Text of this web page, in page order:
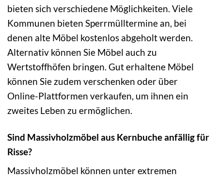
bieten sich verschiedene Möglichkeiten. Viele
Kommunen bieten Sperrmülltermine an, bei
denen alte Möbel kostenlos abgeholt werden.
Alternativ können Sie Möbel auch zu
Wertstoffhöfen bringen. Gut erhaltene Möbel
können Sie zudem verschenken oder über
Online-Plattformen verkaufen, um ihnen ein
zweites Leben zu ermöglichen.
Sind Massivholzmöbel aus Kernbuche anfällig für
Risse?
Massivholzmöbel können unter extremen